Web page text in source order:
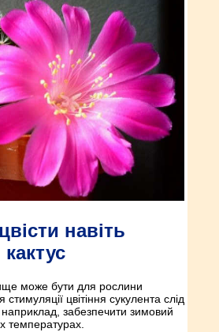
навіть
може бути для рослини
цвітіння сукулента слід
забезпечити зимовий
температурах.